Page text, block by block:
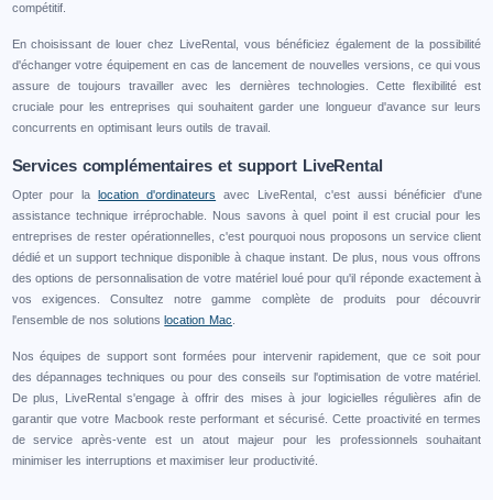
compétitif.
En choisissant de louer chez LiveRental, vous bénéficiez également de la possibilité
d'échanger votre équipement en cas de lancement de nouvelles versions, ce qui vous
assure de toujours travailler avec les dernières technologies. Cette flexibilité est
cruciale pour les entreprises qui souhaitent garder une longueur d'avance sur leurs
concurrents en optimisant leurs outils de travail.
Services complémentaires et support LiveRental
Opter pour lalocation d'ordinateurs avec LiveRental, c'est aussi bénéficier d'une
assistance technique irréprochable. Nous savons à quel point il est crucial pour les
entreprises de rester opérationnelles, c'est pourquoi nous proposons un service client
dédié et un support technique disponible à chaque instant. De plus, nous vous offrons
des options de personnalisation de votre matériel loué pour qu'il réponde exactement à
vos exigences. Consultez notre gamme complète de produits pour découvrir
l'ensemble de nos solutionslocation Mac
Nos équipes de support sont formées pour intervenir rapidement, que ce soit pour
des dépannages techniques ou pour des conseils sur l'optimisation de votre matériel.
De plus, LiveRental s'engage à offrir des mises à jour logicielles régulières afin de
garantir que votre Macbook reste performant et sécurisé. Cette proactivité en termes
de service après-vente est un atout majeur pour les professionnels souhaitant
minimiser les interruptions et maximiser leur productivité.